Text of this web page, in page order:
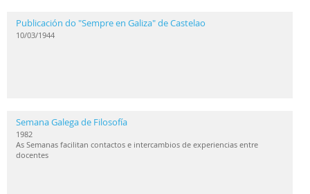
Publicación do "Sempre en Galiza" de Castelao
10/03/1944
Semana Galega de Filosofía
1982
As Semanas facilitan contactos e intercambios de experiencias entre
docentes